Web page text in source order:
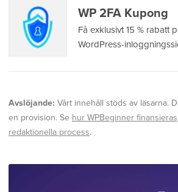
WP 2FA Kupong
Få exklusivt 15 % rabatt
WordPress-
Avslöjande: Vårt innehåll stöds av läsarna.
en provision. Se hur WPBeginner finansieras
redaktionella process.